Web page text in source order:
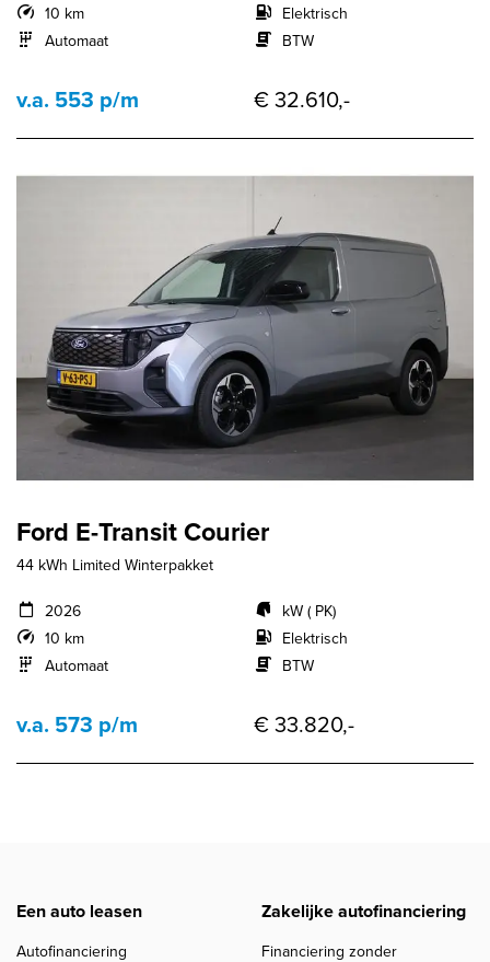
10 km
Automaat
Elektrisch
BTW
v.a. 553 p/m € 32.610,-
Ford E-Transit Courier
44 kWh Limited Winterpakket
2026
10 km
Automaat
kW ( PK)
Elektrisch
BTW
v.a. 573 p/m € 33.820,-
Een auto leasen
Autofinanciering
Zakelijke autofinanciering
Financiering zonder